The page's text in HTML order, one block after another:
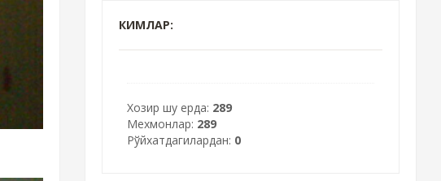
КИМЛАР:
Хозир шу ерда: 289
Мехмонлар: 289
Рўйхатдагилардан: 0